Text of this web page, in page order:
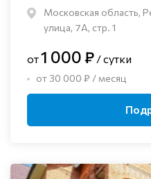
Московская область,
улица, 7А, стр. 1
от1 000 ₽ / сутки
от 30 000 ₽ / месяц